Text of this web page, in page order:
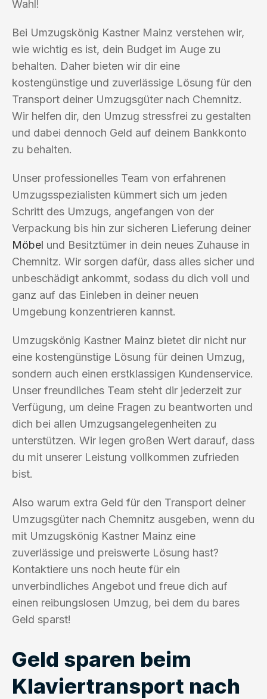
Wahl!
Bei Umzugskönig Kastner Mainz verstehen wir,
wie wichtig es ist, dein Budget im Auge zu
behalten. Daher bieten wir dir eine
kostengünstige und zuverlässige Lösung für den
Transport deiner Umzugsgüter nach Chemnitz.
Wir helfen dir, den Umzug stressfrei zu gestalten
und dabei dennoch Geld auf deinem Bankkonto
zu behalten.
Unser professionelles Team von erfahrenen
Umzugsspezialisten kümmert sich um jeden
Schritt des Umzugs, angefangen von der
Verpackung bis hin zur sicheren Lieferung deiner
Möbel und Besitztümer in dein neues Zuhause in
Chemnitz. Wir sorgen dafür, dass alles sicher und
unbeschädigt ankommt, sodass du dich voll und
ganz auf das Einleben in deiner neuen
Umgebung konzentrieren kannst.
Umzugskönig Kastner Mainz bietet dir nicht nur
eine kostengünstige Lösung für deinen Umzug,
sondern auch einen erstklassigen Kundenservice.
Unser freundliches Team steht dir jederzeit zur
Verfügung, um deine Fragen zu beantworten und
dich bei allen Umzugsangelegenheiten zu
unterstützen. Wir legen großen Wert darauf, dass
du mit unserer Leistung vollkommen zufrieden
bist.
Also warum extra Geld für den Transport deiner
Umzugsgüter nach Chemnitz ausgeben, wenn du
mit Umzugskönig Kastner Mainz eine
zuverlässige und preiswerte Lösung hast?
Kontaktiere uns noch heute für ein
unverbindliches Angebot und freue dich auf
einen reibungslosen Umzug, bei dem du bares
Geld sparst!
Geld sparen beim
Klaviertransport nach